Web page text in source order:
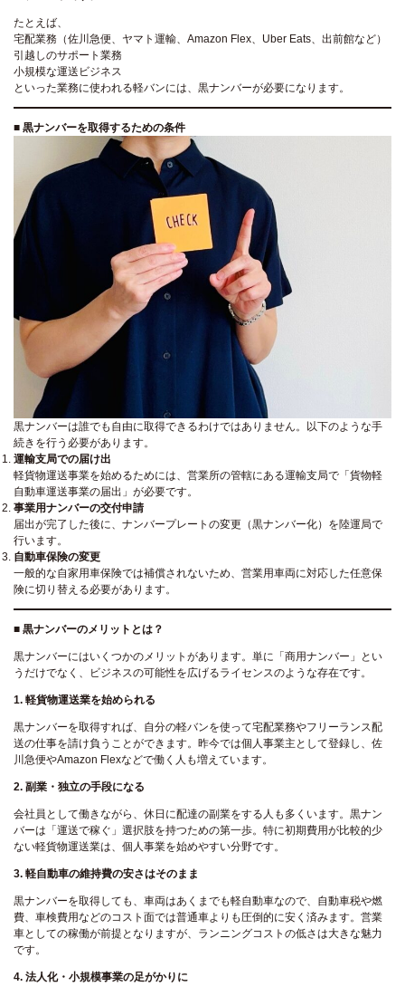
たとえば、
宅配業務（佐川急便、ヤマト運輸、Amazon Flex、Uber Eats、出前館など）
引越しのサポート業務
小規模な運送ビジネス
といった業務に使われる軽バンには、黒ナンバーが必要になります。
■ 黒ナンバーを取得するための条件
黒ナンバーは誰でも自由に取得できるわけではありません。以下のような手
続きを行う必要があります。
運輸支局での届け出
軽貨物運送事業を始めるためには、営業所の管轄にある運輸支局で「貨物軽
自動車運送事業の届出」が必要です。
事業用ナンバーの交付申請
届出が完了した後に、ナンバープレートの変更（黒ナンバー化）を陸運局で
行います。
自動車保険の変更
一般的な自家用車保険では補償されないため、営業用車両に対応した任意保
険に切り替える必要があります。
■ 黒ナンバーのメリットとは？
黒ナンバーにはいくつかのメリットがあります。単に「商用ナンバー」とい
うだけでなく、ビジネスの可能性を広げるライセンスのような存在です。
1. 軽貨物運送業を始められる
黒ナンバーを取得すれば、自分の軽バンを使って宅配業務やフリーランス配
送の仕事を請け負うことができます。昨今では個人事業主として登録し、佐
川急便やAmazon Flexなどで働く人も増えています。
2. 副業・独立の手段になる
会社員として働きながら、休日に配達の副業をする人も多くいます。黒ナン
バーは「運送で稼ぐ」選択肢を持つための第一歩。特に初期費用が比較的少
ない軽貨物運送業は、個人事業を始めやすい分野です。
3. 軽自動車の維持費の安さはそのまま
黒ナンバーを取得しても、車両はあくまでも軽自動車なので、自動車税や燃
費、車検費用などのコスト面では普通車よりも圧倒的に安く済みます。営業
車としての稼働が前提となりますが、ランニングコストの低さは大きな魅力
です。
4. 法人化・小規模事業の足がかりに